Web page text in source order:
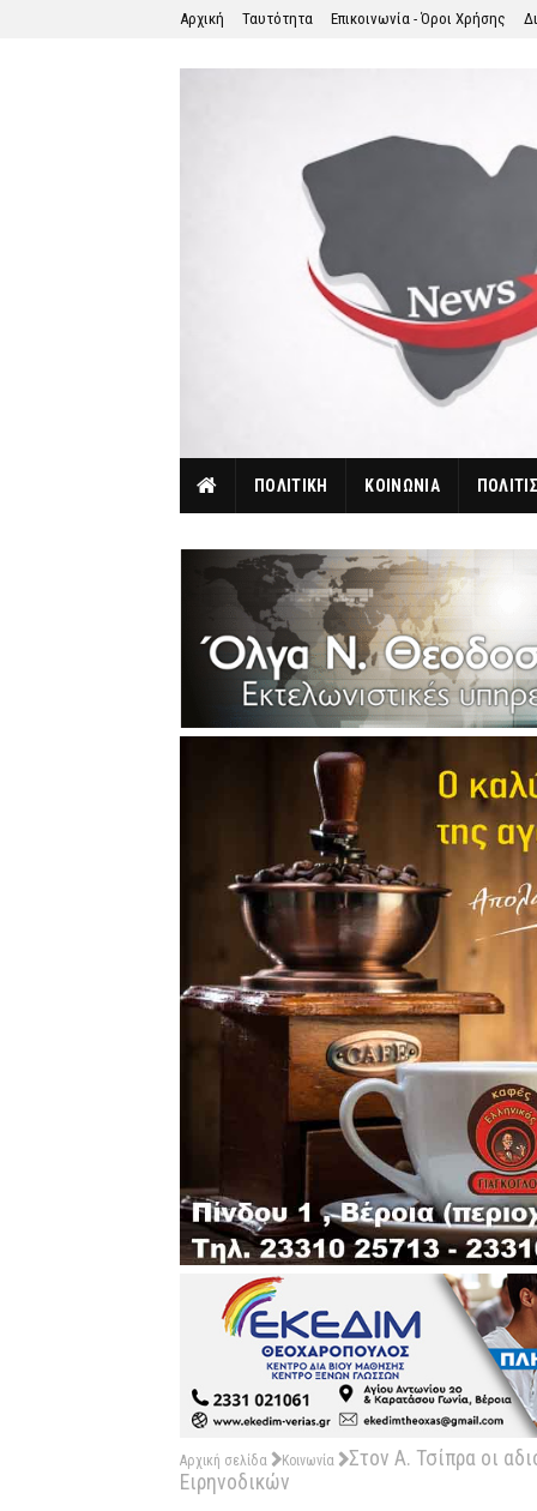
Αρχική Ταυτότητα Επικοινωνία - Όροι Χρήσης
ΠΟΛΙΤΙΚΗ ΚΟΙΝΩΝΙΑ
Αρχική σελίδα Κοινωνία
Στον A. Τσίπρα οι
Ειρηνοδικών